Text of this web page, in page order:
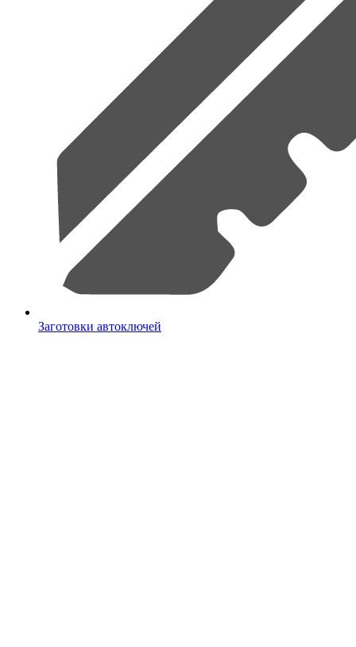
Заготовки автоключей